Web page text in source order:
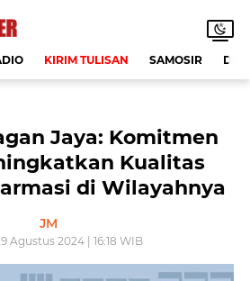
KIRIM TULISAN SAMOSIR
Jaya: Komitmen
Kualitas
di Wilayahnya
JM
Agustus 2024 | 16:18 WIB